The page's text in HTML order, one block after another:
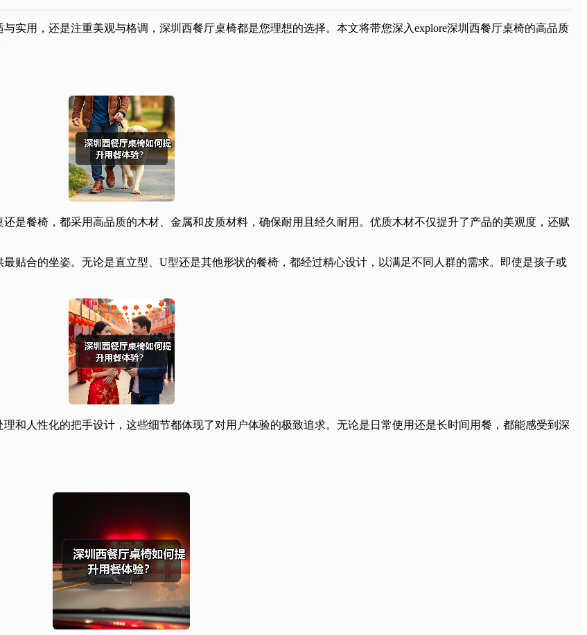
实用，还是注重美观与格调，深圳西餐厅桌椅都是您理想的选择。本文将带您深入explore深圳西餐厅桌椅的高品质
是餐椅，都采用高品质的木材、金属和皮质材料，确保耐用且经久耐用。优质木材不仅提升了产品的美观度，还赋
贴合的坐姿。无论是直立型、U型还是其他形状的餐椅，都经过精心设计，以满足不同人群的需求。即使是孩子或
和人性化的把手设计，这些细节都体现了对用户体验的极致追求。无论是日常使用还是长时间用餐，都能感受到深